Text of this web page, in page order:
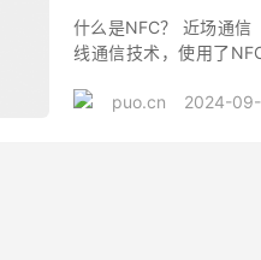
什么是NFC？ 近场通信
线通信技术，使用了
puo.cn
2024-